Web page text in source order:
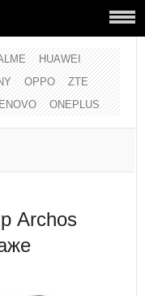
HUAWEI
OPPO
ZTE
ONEPLUS
Archos